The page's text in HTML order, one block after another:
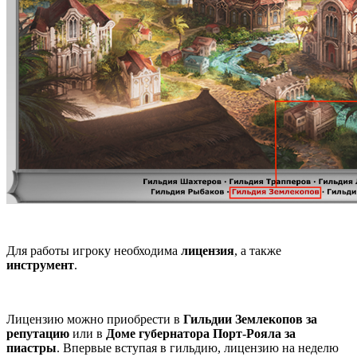
Для работы игроку необходима лицензия, а также
инструмент.
Лицензию можно приобрести в Гильдии Землекопов за
репутацию или в Доме губернатора Порт-Рояла за
пиастры. Впервые вступая в гильдию, лицензию на неделю